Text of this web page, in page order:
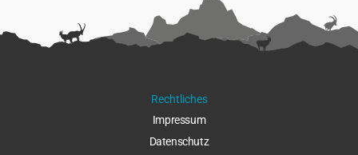
Rechtliches
Impressum
Datenschutz